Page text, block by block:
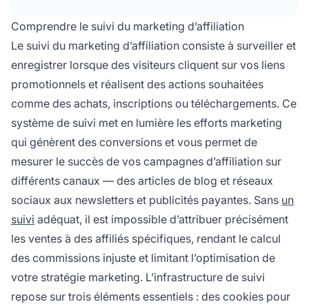
bon partenaire affilié et mesurer avec précision
la performance des campagnes.
Comprendre le suivi du marketing d’affiliation
Le suivi du marketing d’affiliation consiste à surveiller et
enregistrer lorsque des visiteurs cliquent sur vos liens
promotionnels et réalisent des actions souhaitées
comme des achats, inscriptions ou téléchargements. Ce
système de suivi met en lumière les efforts marketing
qui génèrent des conversions et vous permet de
mesurer le succès de vos campagnes d’affiliation sur
différents canaux — des articles de blog et réseaux
sociaux aux newsletters et publicités payantes. Sans un
suivi adéquat, il est impossible d’attribuer précisément
les ventes à des affiliés spécifiques, rendant le calcul
des commissions injuste et limitant l’optimisation de
votre stratégie marketing. L’infrastructure de suivi
repose sur trois éléments essentiels : des cookies pour